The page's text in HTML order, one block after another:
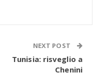
NEXT POST
Tunisia: risveglio a
Chenini